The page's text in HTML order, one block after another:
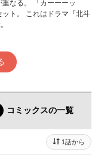
なる。 「カーーーッ
ト。 これはドラマ『北斗
コミックスの一覧
1話から